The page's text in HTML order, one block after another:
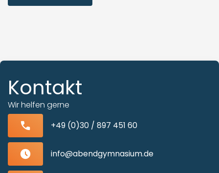
Kontakt
Wir helfen gerne
+49 (0)30 / 897 451 60
info@abendgymnasium.de